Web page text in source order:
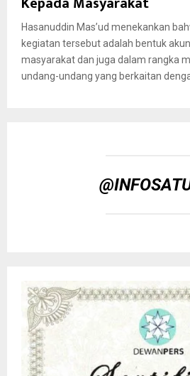
Hasanuddin Mas’ud menekankan
kegiatan tersebut adalah bentuk
masyarakat dan juga dalam rangka
undang-undang yang berkaitan